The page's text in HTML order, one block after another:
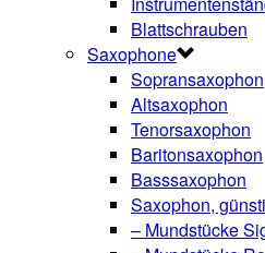
Blattschrauben
Saxophone
Sopransaxophon
Altsaxophon
Tenorsaxophon
Baritonsaxophon
Basssaxophon
Saxophon,
– Mundstücke